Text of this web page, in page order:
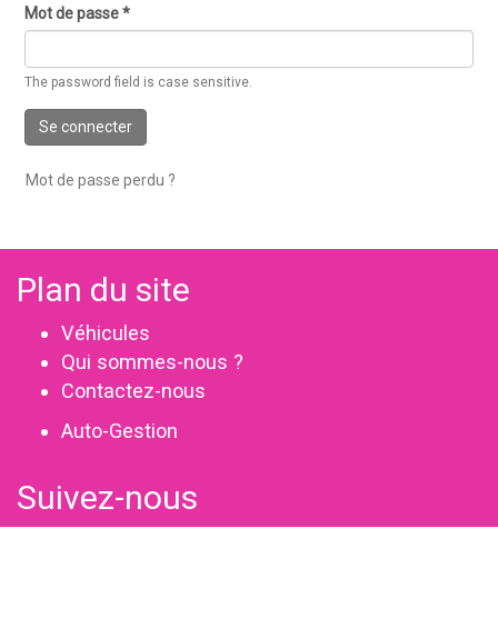
Mot de passe*
The password field is case sensitive.
Se connecter
Mot de passe perdu ?
Plan du site
Véhicules
Qui sommes-nous ?
Contactez-nous
Auto-Gestion
Suivez-nous